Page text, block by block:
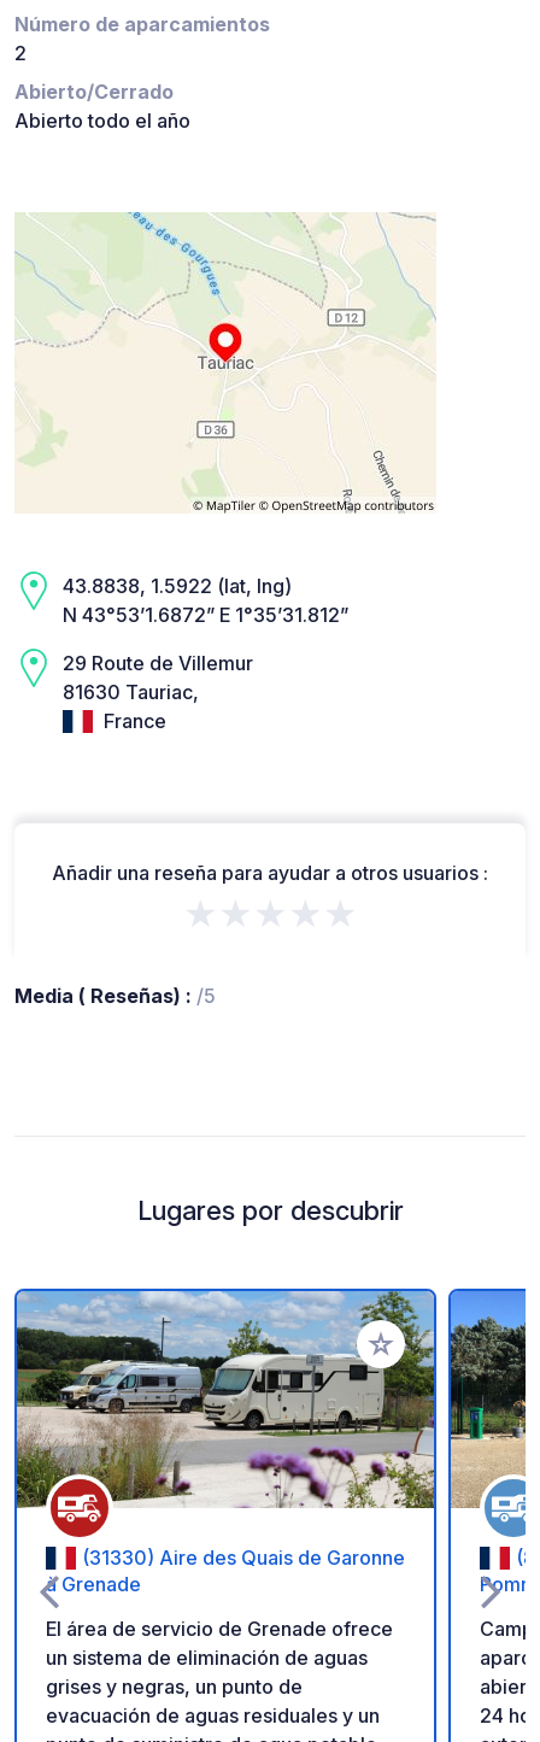
Número de aparcamientos
2
Abierto/Cerrado
Abierto todo el año
43.8838, 1.5922 (lat, lng)
N 43°53’1.6872” E 1°35’31.812”
29 Route de Villemur
81630 Tauriac,
France
Añadir una reseña para ayudar a otros usuarios :
★★★★★
Media ( Reseñas) : /5
Lugares por descubrir
Añadir a tus
(31330) Aire des Quais de Garonne
à Grenade
El área de servicio de Grenade ofrece
un sistema de eliminación de aguas
grises y negras, un punto de
evacuación de aguas residuales y un
24